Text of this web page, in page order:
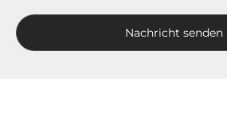
Nachricht senden